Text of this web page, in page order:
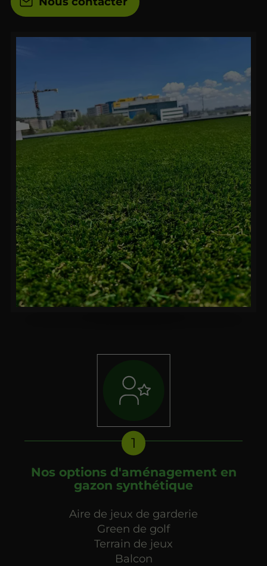
Nos options d'aménagement en
gazon synthétique
Aire de jeux de garderie
Green de golf
Terrain de jeux
Balcon